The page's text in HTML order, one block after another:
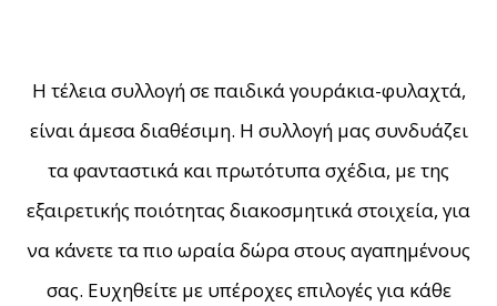
Η τέλεια συλλογή σε παιδικά γουράκια-φυλαχτά,
είναι άμεσα διαθέσιμη. Η συλλογή μας συνδυάζει
τα φανταστικά και πρωτότυπα σχέδια, με της
εξαιρετικής ποιότητας διακοσμητικά στοιχεία, για
να κάνετε τα πιο ωραία δώρα στους αγαπημένους
σας. Ευχηθείτε με υπέροχες επιλογές για κάθε